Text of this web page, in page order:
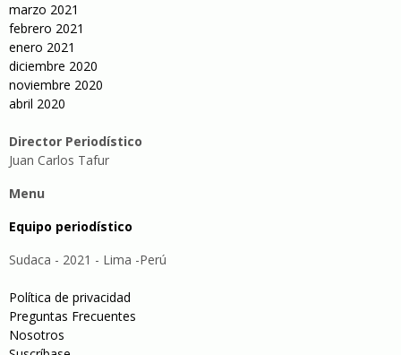
marzo 2021
febrero 2021
enero 2021
diciembre 2020
noviembre 2020
abril 2020
Director Periodístico
Juan Carlos Tafur
Menu
Equipo periodístico
Sudaca - 2021 - Lima -Perú
Política de privacidad
Preguntas Frecuentes
Nosotros